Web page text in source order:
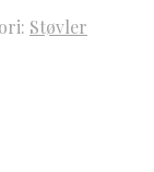
Støvler